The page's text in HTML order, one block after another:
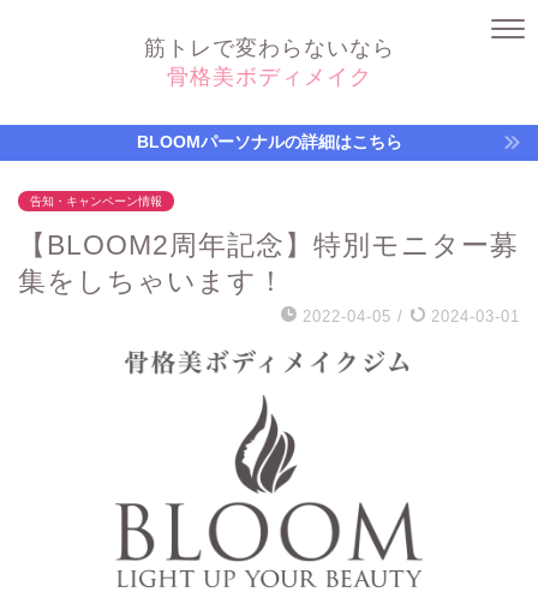
筋トレで変わらないなら
骨格美ボディメイク
BLOOMパーソナルの詳細はこちら
告知・キャンペーン情報
【BLOOM2周年記念】特別モニター募
集をしちゃいます！
2022-04-05 / 2024-03-01